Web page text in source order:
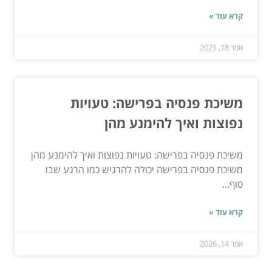
קרא עוד »
אפר 18, 2021
משיכת פנסיה בפרישה: טעויות
נפוצות ואיך להימנע מהן
משיכת פנסיה בפרישה: טעויות נפוצות ואיך להימנע מהן
משיכת פנסיה בפרישה יכולה להרגיש כמו הרגע שבו
סוף...
קרא עוד »
אפר 14, 2026